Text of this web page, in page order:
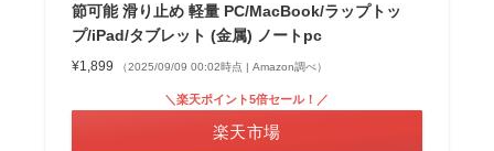
節可能 滑り止め 軽量 PC/MacBook/ラップトッ
プ/iPad/タブレット (金属) ノートpc
¥1,899 （2025/09/09 00:02時点 | Amazon調べ）
＼楽天ポイント5倍セール！／
楽天市場